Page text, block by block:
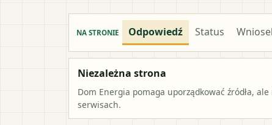
NA STRONIE Odpowiedź Status
Niezależna strona
Dom Energia pomaga uporządkować źródła,
serwisach.